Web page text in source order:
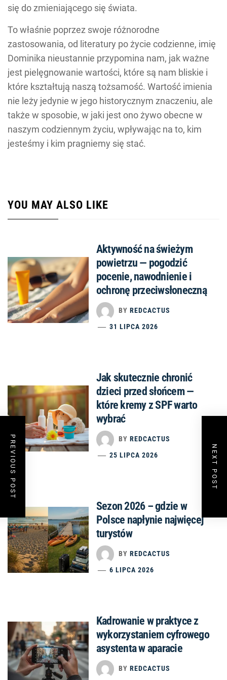
się do zmieniającego się świata.
To właśnie poprzez swoje różnorodne
zastosowania, od literatury po życie codzienne, imię
Dominika nieustannie przypomina nam, jak ważne
jest pielęgnowanie wartości, które są nam bliskie i
które kształtują naszą tożsamość. Wartość imienia
nie leży jedynie w jego historycznym znaczeniu, ale
także w sposobie, w jaki jest ono żywo obecne w
naszym codziennym życiu, wpływając na to, kim
jesteśmy i kim pragniemy się stać.
YOU MAY ALSO LIKE
Aktywność na świeżym
powietrzu — pogodzić
pocenie, nawodnienie i
ochronę przeciwsłoneczną
BY REDCACTUS
31 LIPCA 2026
Jak skutecznie chronić
dzieci przed słońcem —
które kremy z SPF warto
wybrać
BY REDCACTUS
25 LIPCA 2026
Sezon 2026 – gdzie w
Polsce napłynie najwięcej
turystów
BY REDCACTUS
6 LIPCA 2026
Kadrowanie w praktyce z
wykorzystaniem cyfrowego
asystenta w aparacie
BY REDCACTUS
PREVIOUS POST NEXT POST